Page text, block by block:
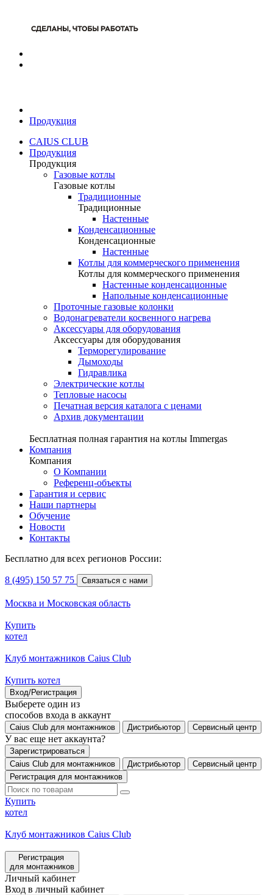
Продукция
CAIUS CLUB
Продукция
Продукция
Газовые котлы
Газовые котлы
Традиционные
Традиционные
Настенные
Конденсационные
Конденсационные
Настенные
Котлы для коммерческого применения
Котлы для коммерческого применения
Настенные конденсационные
Напольные конденсационные
Проточные газовые колонки
Водонагреватели косвенного нагрева
Аксессуары для оборудования
Аксессуары для оборудования
Терморегулирование
Дымоходы
Гидравлика
Электрические котлы
Тепловые насосы
Печатная версия каталога с ценами
Архив документации
Бесплатная полная гарантия на котлы Immergas
Компания
Компания
О Компании
Референц-объекты
Гарантия и сервис
Наши партнеры
Обучение
Новости
Контакты
Бесплатно для всех регионов России:
8 (495) 150 57 75 Связаться с нами
Москва и Московская область
Купить
котел
Клуб монтажников Caius Club
Купить котел
Вход/Регистрация
Выберете один из
способов входа в аккаунт
Caius Club для монтажников Дистрибьютор Сервисный центр
У вас еще нет аккаунта?
Зарегистрироваться
Caius Club для монтажников
Дистрибьютор
Сервисный центр
Регистрация для монтажников
Купить
котел
Клуб монтажников Caius Club
Регистрация
для монтажников
Личный кабинет
Вход в личный кабинет